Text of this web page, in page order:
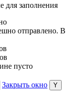
для заполнения
отправлено.
пусто
Закрыть окно